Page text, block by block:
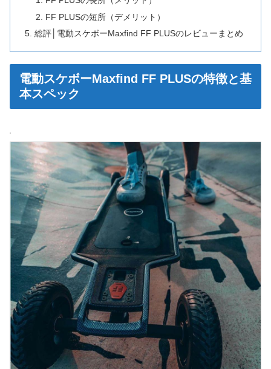
FF PLUSの短所（デメリット）
総評│電動スケボーMaxfind FF PLUSのレビューまとめ
電動スケボーMaxfind FF PLUSの特徴と基
本スペック